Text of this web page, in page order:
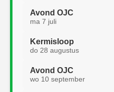
Avond OJC
ma 7 juli
Kermisloop
do 28 augustus
Avond OJC
wo 10 september